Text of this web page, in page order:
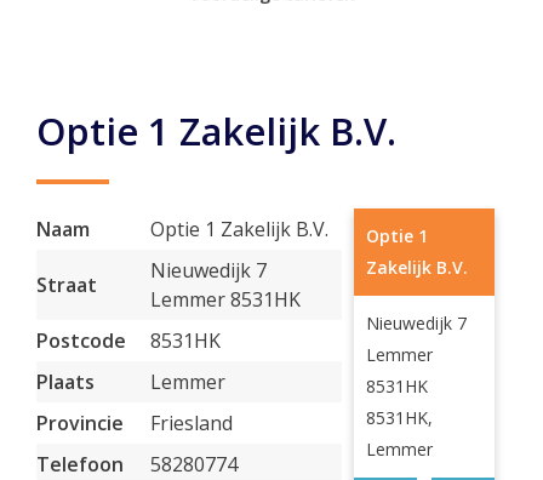
Optie 1 Zakelijk B.V.
Naam Optie 1 Zakelijk B.V.
Straat
Nieuwedijk 7
Lemmer 8531HK
Postcode
8531HK
Plaats
Lemmer
Provincie
Friesland
Telefoon
58280774
Optie 1
Zakelijk B.V.
Nieuwedijk 7
Lemmer
8531HK
8531HK,
Lemmer